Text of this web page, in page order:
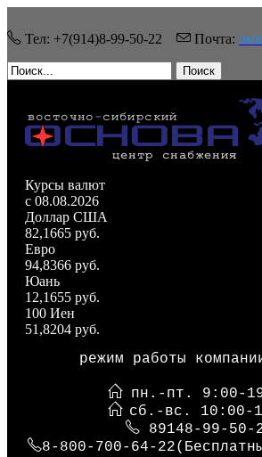
Тел: +7(914)8-99-50-22 Почта:
Поиск
Курсы валют
c 08.08.2026
Доллар США
82,1665 руб.
Евро
94,8366 руб.
Юань
12,1655 руб.
100 Иен
51,8204 руб.
режим работы
пн.-пт. 9:00-
сб.-вс. 10:00-
89148-99-50-
8-800-700-64-